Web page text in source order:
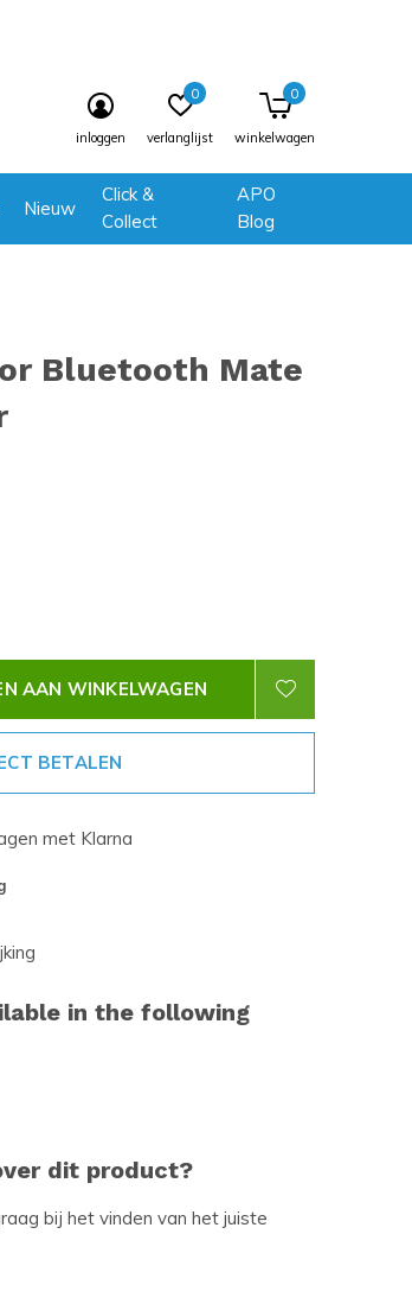
Nieuw
Click &
Collect
APO
Blog
inloggen verlanglijst
0
winkelwagen
0
Bluetooth Mate
AAN WINKELWAGEN
BETALEN
met Klarna
in the following
dit product?
bij het vinden van het juiste